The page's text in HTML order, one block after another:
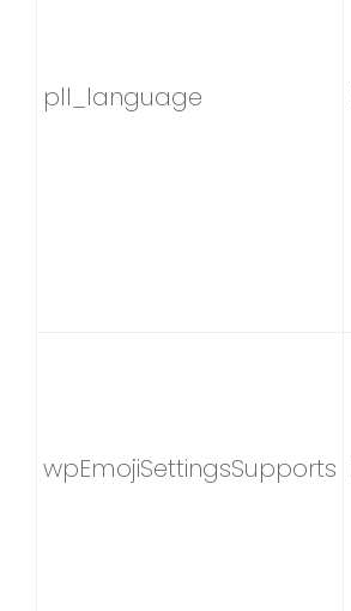
pll_language
wpEmojiSettingsSupports